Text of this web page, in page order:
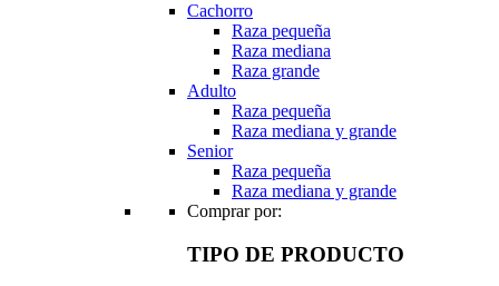
Cachorro
Raza pequeña
Raza mediana
Raza grande
Adulto
Raza pequeña
Raza mediana y grande
Senior
Raza pequeña
Raza mediana y grande
Comprar por:
TIPO DE PRODUCTO